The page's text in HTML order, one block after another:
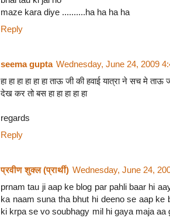
maze kara diye ..........ha ha ha ha
Reply
seema gupta Wednesday, June 24, 2009
हा हा हा हा हा हा ताऊ जी की हवाई यात्रा ने सच मे ताऊ
देख कर तो बस हा हा हा हा हा
regards
Reply
प्रवीण शुक्ल (प्रार्थी) Wednesday, June 24,
prnam tau ji aap ke blog par pahli baar hi
ka naam suna tha bhut hi deeno se aap ke
ki krpa se vo soubhagy mil hi gaya maja